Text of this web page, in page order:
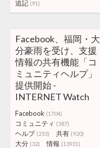
追記 (91)
Facebook、福岡・大
分豪雨を受け、支援
情報の共有機能「コ
ミュニティヘルプ」
提供開始 -
INTERNET Watch
Facebook (1704)
コミュニティ (587)
ヘルプ (253) 共有 (920)
大分 (32) 情報 (13931)